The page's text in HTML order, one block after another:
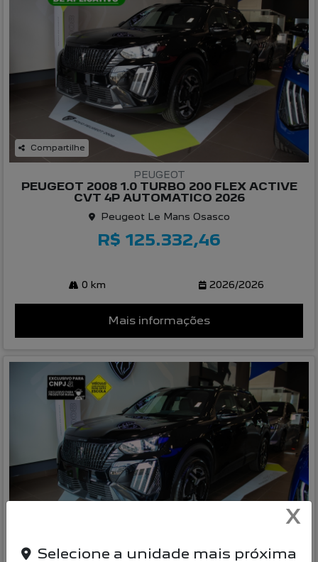
Compartilhe
PEUGEOT
PEUGEOT 2008 1.0 TURBO 200 FLEX ACTIVE
CVT 4P AUTOMATICO 2026
Peugeot Le Mans Osasco
R$ 125.332,46
0 km 2026/2026
Mais informações
Compartilhe
X
Selecione a unidade mais próxima